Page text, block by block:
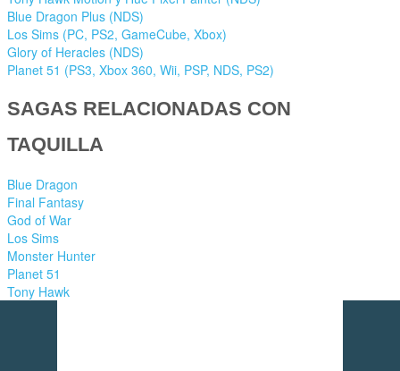
Blue Dragon Plus (NDS)
Los Sims (PC, PS2, GameCube, Xbox)
Glory of Heracles (NDS)
Planet 51 (PS3, Xbox 360, Wii, PSP, NDS, PS2)
SAGAS RELACIONADAS CON
TAQUILLA
Blue Dragon
Final Fantasy
God of War
Los Sims
Monster Hunter
Planet 51
Tony Hawk